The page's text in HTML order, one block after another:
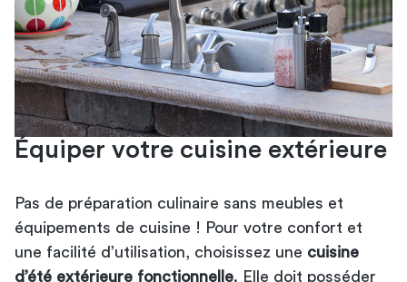
Équiper votre cuisine extérieure
Pas de préparation culinaire sans meubles et
équipements de cuisine ! Pour votre confort et
une facilité d’utilisation, choisissez une cuisine
d’été extérieure fonctionnelle. Elle doit posséder